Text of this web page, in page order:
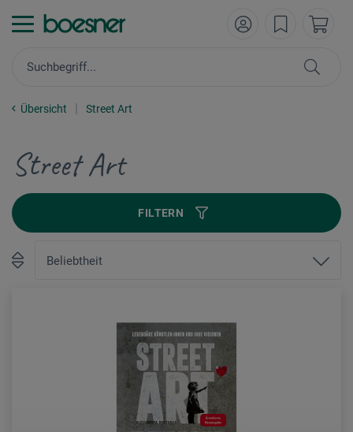
Übersicht Street Art
Street Art
FILTERN